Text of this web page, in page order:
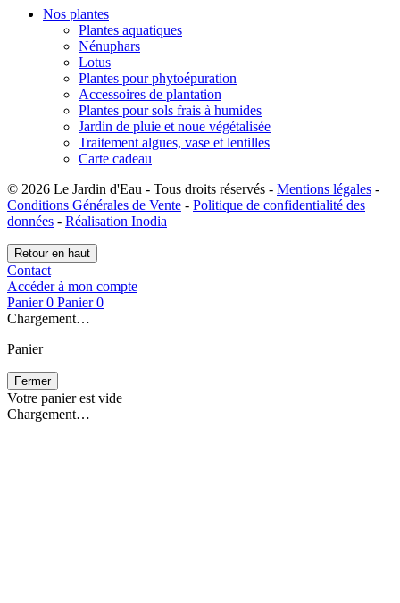
Nos plantes
Plantes aquatiques
Nénuphars
Lotus
Plantes pour phytoépuration
Accessoires de plantation
Plantes pour sols frais à humides
Jardin de pluie et noue végétalisée
Traitement algues, vase et lentilles
Carte cadeau
© 2026 Le Jardin d'Eau - Tous droits réservés - Mentions légales -
Conditions Générales de Vente - Politique de confidentialité des
données - Réalisation Inodia
Retour en haut
Contact
Accéder à mon compte
Panier 0 Panier 0
Chargement…
Panier
Fermer
Votre panier est vide
Chargement…